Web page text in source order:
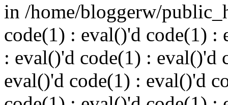
in /home/bloggerw/
code(1) : eval()'d code(1) :
: eval()'d code(1) : eval()'d
eval()'d code(1) : eval()'d